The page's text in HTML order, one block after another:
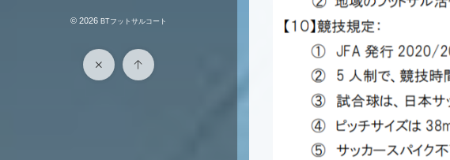
© 2026 BTフットサルコート